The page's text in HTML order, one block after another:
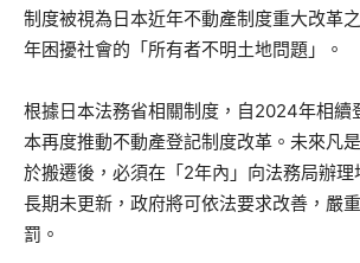
制度被視為日本近年不動產制度重大改革
年困擾社會的「所有者不明土地問題」。
根據日本法務省相關制度，自2024年相續
本再度推動不動產登記制度改革。未來凡
於搬遷後，必須在「2年內」向法務局辦
長期未更新，政府將可依法要求改善，嚴
罰。